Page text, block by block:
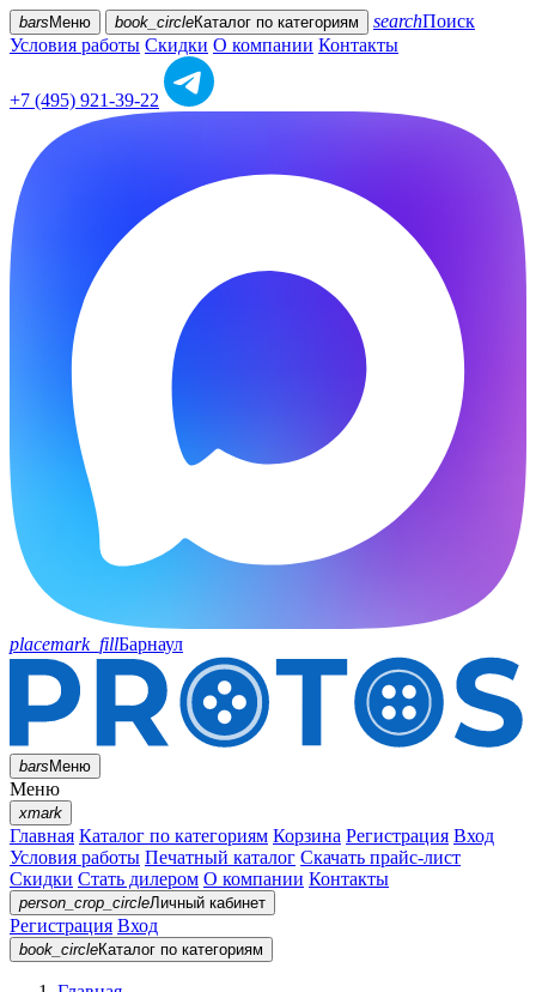
bars Меню book_circleКаталог по категориям searchПоиск
Условия работы Скидки О компании Контакты
+7 (495) 921-39-22
placemark_fillБарнаул
barsМеню
Меню
xmark
Главная Каталог по категориям Корзина Регистрация Вход
Условия работы Печатный каталог Скачать прайс-лист
Скидки Стать дилером О компании Контакты
person_crop_circleЛичный кабинет
Регистрация Вход
book_circleКаталог по категориям